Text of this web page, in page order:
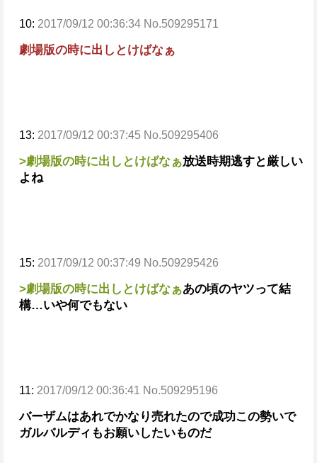
10: 2017/09/12 00:36:34 No.509295171
劇場版の時に出しとけばなぁ
13: 2017/09/12 00:37:45 No.509295406
>劇場版の時に出しとけばなぁ放送時期逃すと厳しい
よね
15: 2017/09/12 00:37:49 No.509295426
>劇場版の時に出しとけばなぁあの頃のヤツって結
構…いや何でもない
11: 2017/09/12 00:36:41 No.509295196
バーザムはあれでかなり売れたので成功この勢いで
ガルバルディもお願いしたいものだ